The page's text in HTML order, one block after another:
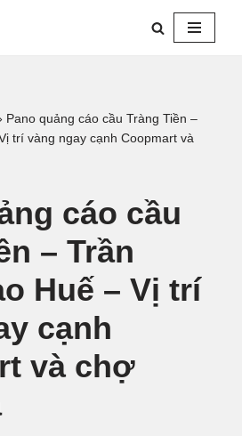
Pano quảng cáo cầu Tràng Tiền –
trí vàng ngay cạnh Coopmart và
cáo cầu
– Trần
Huế – Vị trí
cạnh
và chợ